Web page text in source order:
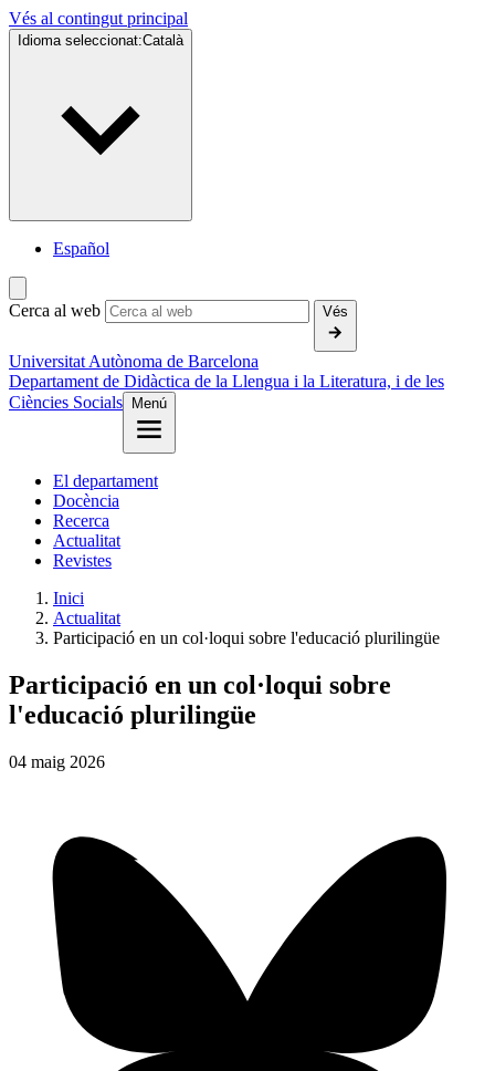
Vés al contingut principal
Idioma seleccionat:Català
Español
Cerca al web Vés
Universitat Autònoma de Barcelona
Departament de Didàctica de la Llengua i la Literatura, i de les
Ciències Socials
Menú
El departament
Docència
Recerca
Actualitat
Revistes
Inici
Actualitat
Participació en un col·loqui sobre l'educació plurilingüe
Participació en un col·loqui sobre
l'educació plurilingüe
04 maig 2026